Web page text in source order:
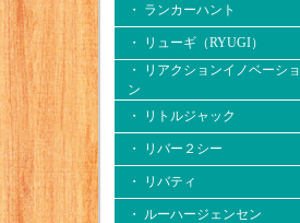
・ ランカーハント
・ リューギ（RYUGI）
・ リアクションイノベーショ
ン
・ リトルジャック
・ リバー２シー
・ リバティ
・ ルーハージェンセン